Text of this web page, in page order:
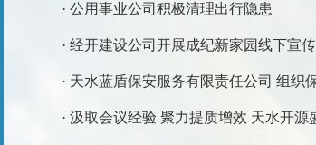
· 公用事业公司积极清理出行隐患
· 经开建设公司开展成纪新家园线下宣
· 天水蓝盾保安服务有限责任公司 组织
· 汲取会议经验 聚力提质增效 天水开源